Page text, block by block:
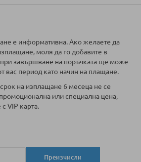
е информативна. Ако желаете да
моля да го добавите в
при завършване на поръчката ще може
вас период като начин на плащане.
на изплащане 6 месеца не се
или специална цена,
VIP карта.
Преизчисли